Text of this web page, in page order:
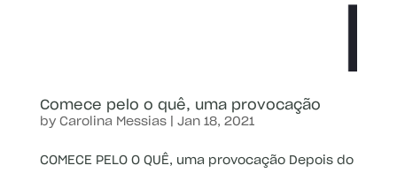
Comece pelo o quê, uma provocação
by Carolina Messias| Jan 18, 2021
COMECE PELO O QUÊ, uma provocação Depois do